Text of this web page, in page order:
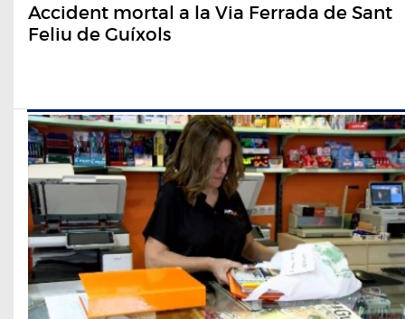
Accident mortal a la Via Ferrada de Sant
Feliu de Guíxols